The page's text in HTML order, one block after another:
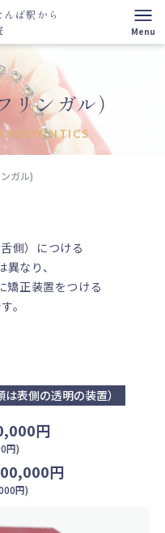
んば駅から
ンガル）
ガル)
側）につける
なり、
矯正装置をつける
。
表側の透明の装置）
円
円)
円
円)